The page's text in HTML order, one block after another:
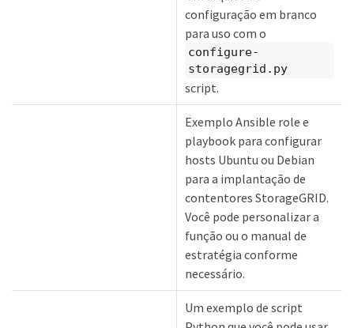
configuração em branco
para uso com o
configure-
storagegrid.py
script.
Exemplo Ansible role e
playbook para configurar
hosts Ubuntu ou Debian
para a implantação de
contentores StorageGRID.
Você pode personalizar a
função ou o manual de
estratégia conforme
necessário.
Um exemplo de script